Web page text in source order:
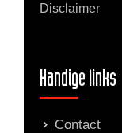
Disclaimer
Handige links
Contact